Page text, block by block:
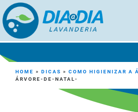
HOME » DICAS » COMO HIGIENIZAR A
ÁRVORE-DE-NATAL-